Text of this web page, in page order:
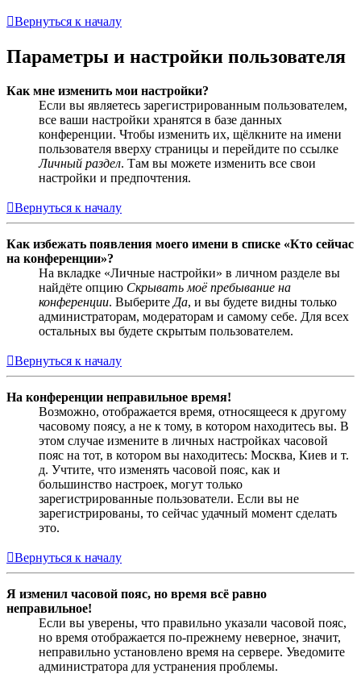
Вернуться к началу
Параметры и настройки пользователя
Как мне изменить мои настройки?
Если вы являетесь зарегистрированным пользователем,
все ваши настройки хранятся в базе данных
конференции. Чтобы изменить их, щёлкните на имени
пользователя вверху страницы и перейдите по ссылке
Личный раздел. Там вы можете изменить все свои
настройки и предпочтения.
Вернуться к началу
Как избежать появления моего имени в списке «Кто сейчас
на конференции»?
На вкладке «Личные настройки» в личном разделе вы
найдёте опцию Скрывать моё пребывание на
конференции. Выберите Да, и вы будете видны только
администраторам, модераторам и самому себе. Для всех
остальных вы будете скрытым пользователем.
Вернуться к началу
На конференции неправильное время!
Возможно, отображается время, относящееся к другому
часовому поясу, а не к тому, в котором находитесь вы. В
этом случае измените в личных настройках часовой
пояс на тот, в котором вы находитесь: Москва, Киев и т.
д. Учтите, что изменять часовой пояс, как и
большинство настроек, могут только
зарегистрированные пользователи. Если вы не
зарегистрированы, то сейчас удачный момент сделать
это.
Вернуться к началу
Я изменил часовой пояс, но время всё равно
неправильное!
Если вы уверены, что правильно указали часовой пояс,
но время отображается по-прежнему неверное, значит,
неправильно установлено время на сервере. Уведомите
администратора для устранения проблемы.